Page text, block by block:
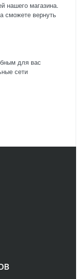
нашего магазина.
сможете вернуть
для вас
сети